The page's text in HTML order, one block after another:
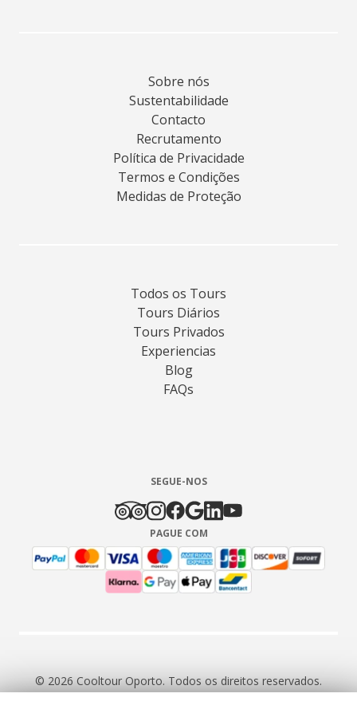
Sobre nós
Sustentabilidade
Contacto
Recrutamento
Política de Privacidade
Termos e Condições
Medidas de Proteção
Todos os Tours
Tours Diários
Tours Privados
Experiencias
Blog
FAQs
SEGUE-NOS
PAGUE COM
© 2026 Cooltour Oporto. Todos os direitos reservados.